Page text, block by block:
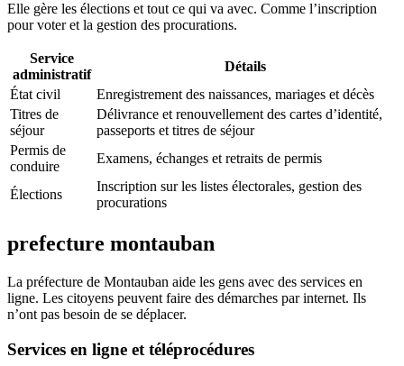
Elle gère les élections et tout ce qui va avec. Comme l’inscription
pour voter et la gestion des procurations.
Service
administratif
Détails
État civil
Enregistrement des naissances, mariages et décès
Titres de
séjour
Délivrance et renouvellement des cartes d’identité,
passeports et titres de séjour
Permis de
conduire
Examens, échanges et retraits de permis
Élections
Inscription sur les listes électorales, gestion des
procurations
prefecture montauban
La préfecture de Montauban aide les gens avec des services en
ligne. Les citoyens peuvent faire des démarches par internet. Ils
n’ont pas besoin de se déplacer.
Services en ligne et téléprocédures